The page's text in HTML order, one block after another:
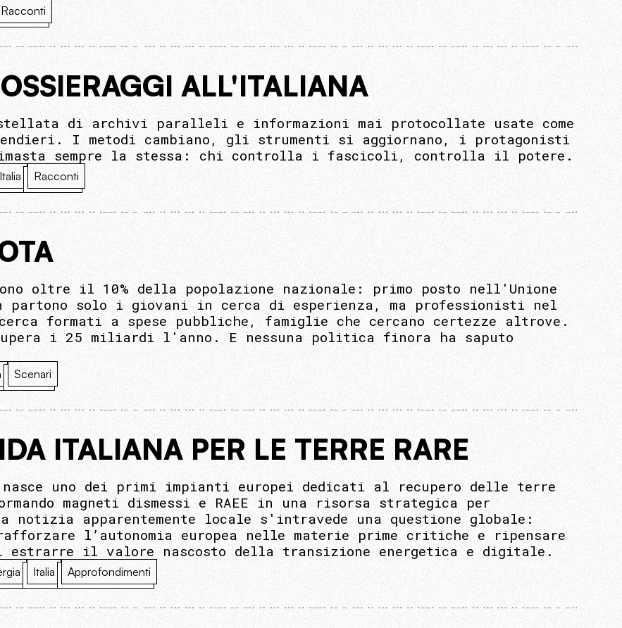
Racconti
ALL'ITALIANA
di archivi paralleli e informazioni mai protocollate usate come
I metodi cambiano, gli strumenti si aggiornano, i protagonisti
sempre la stessa: chi controlla i fascicoli, controlla il potere.
Italia Racconti
oltre il 10% della popolazione nazionale: primo posto nell'Unione
partono solo i giovani in cerca di esperienza, ma professionisti nel
formati a spese pubbliche, famiglie che cercano certezze altrove.
i 25 miliardi l'anno. E nessuna politica finora ha saputo
Scenari
ITALIANA PER LE TERRE RARE
nasce uno dei primi impianti europei dedicati al recupero delle terre
magneti dismessi e RAEE in una risorsa strategica per
apparentemente locale s'intravede una questione globale:
l’autonomia europea nelle materie prime critiche e ripensare
estrarre il valore nascosto della transizione energetica e digitale.
Italia Approfondimenti